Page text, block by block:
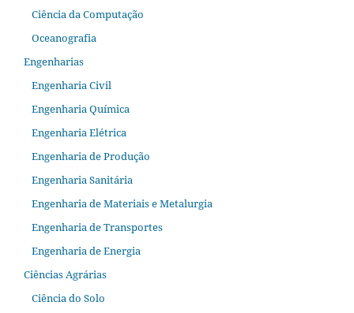
Ciência da Computação
Oceanografia
Engenharias
Engenharia Civil
Engenharia Química
Engenharia Elétrica
Engenharia de Produção
Engenharia Sanitária
Engenharia de Materiais e Metalurgia
Engenharia de Transportes
Engenharia de Energia
Ciências Agrárias
Ciência do Solo